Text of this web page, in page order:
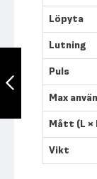
Thor Fitness
Home Treadmill
Föregående
Löpyta
Lutning
Puls
Max
Mått (L ×
Vikt